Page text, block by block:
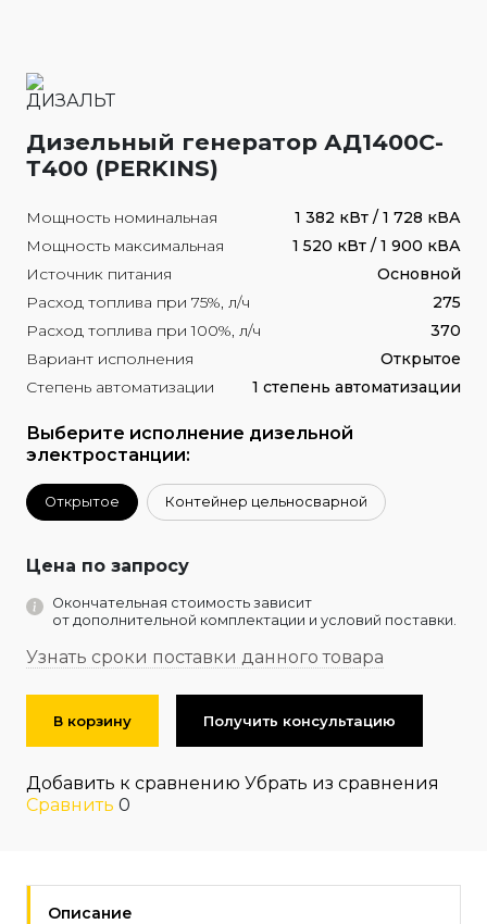
Дизельный генератор АД1400С-
Т400 (PERKINS)
Мощность номинальная
1 382 кВт / 1 728 кВА
Мощность максимальная
1 520 кВт / 1 900 кВА
Источник питания
Основной
Расход топлива при 75%, л/ч
275
Расход топлива при 100%, л/ч
370
Вариант исполнения
Открытое
Степень автоматизации
1 степень автоматизации
Выберите исполнение дизельной
электростанции:
Открытое Контейнер цельносварной
Цена по запросу
Окончательная стоимость зависит
от дополнительной комплектации и условий поставки.
Узнать сроки поставки данного товара
В корзину Получить консультацию
Добавить к сравнению Убрать из сравнения
Сравнить 0
Описание